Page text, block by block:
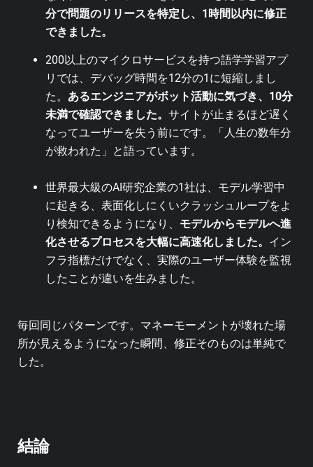
分で問題のリリースを特定し、1時間以内に修正
できました。
200以上のマイクロサービスを持つ語学学習アプ
リでは、デバッグ時間を12分の1に短縮しまし
た。 あるエンジニアがボット活動に気づき、10分
未満で確認できました。 サイトが止まるほど遅く
なってユーザーを失う前にです。「人生の数年分
が救われた」と語っています。
世界最大級のAI研究企業の1社は、モデル学習中
に起きる、表面化しにくいクラッシュループをよ
り検知できるようになり、 モデルからモデルへ進
化させるプロセスを大幅に高速化しました。 イン
フラ指標だけでなく、実際のユーザー体験を監視
したことが違いを生みました。
毎回同じパターンです。マネーモーメントが壊れた場
所が見えるようになった瞬間、修正そのものは単純で
した。
結論